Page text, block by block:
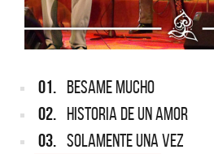
01. BESAME MUCHO
02. HISTORIA DE UN AMOR
03. SOLAMENTE UNA VEZ